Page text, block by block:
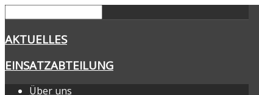
AKTUELLES
EINSATZABTEILUNG
Über uns